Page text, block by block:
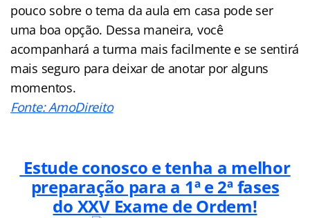
pouco sobre o tema da aula em casa pode ser
uma boa opção. Dessa maneira, você
acompanhará a turma mais facilmente e se sentirá
mais seguro para deixar de anotar por alguns
momentos.
Fonte: AmoDireito
Estude conosco e tenha a melhor
preparação para a 1ª e 2ª fases
do XXV Exame de Ordem!